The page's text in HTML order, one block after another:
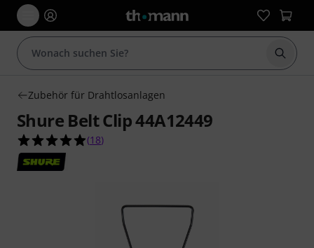
Suche
Zubehör für Drahtlosanlagen
Shure Belt Clip 44A12449
4.9 von 5 Sternen aus 18 Kundenbewertungen
(18)